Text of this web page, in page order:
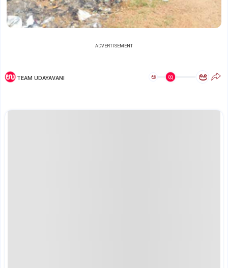
ADVERTISEMENT
TEAM UDAYAVANI ಅ ಅ